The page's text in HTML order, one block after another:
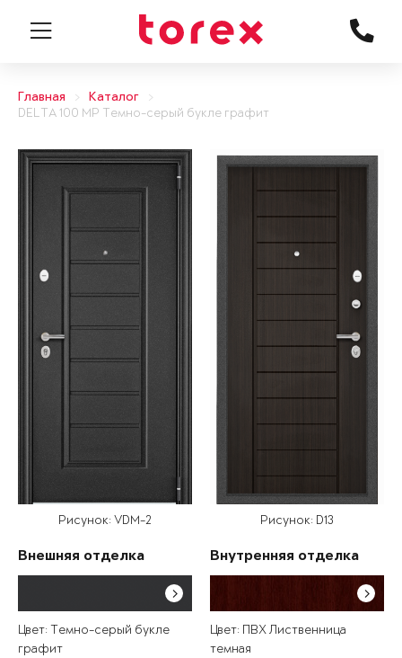
Главная
Каталог
DELTA 100 MP Темно-серый букле графит
Рисунок: VDM-2
Внешняя отделка
Цвет: Темно-серый букле
графит
Рисунок: D13
Внутренняя отделка
Цвет: ПВХ Лиственница
темная